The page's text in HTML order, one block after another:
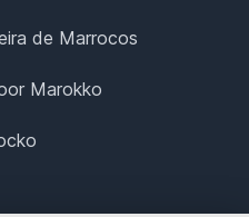
de Marrocos
Marokko